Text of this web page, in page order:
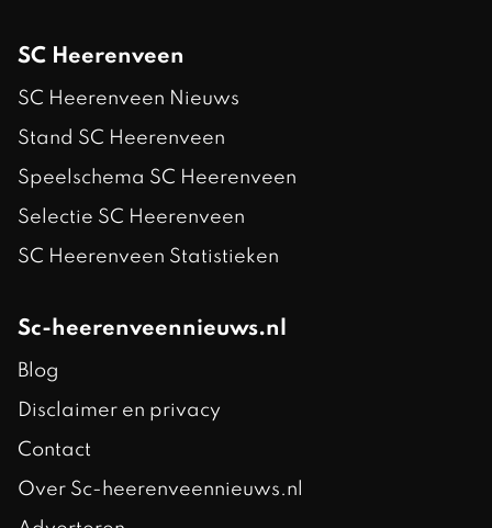
SC Heerenveen
SC Heerenveen Nieuws
Stand SC Heerenveen
Speelschema SC Heerenveen
Selectie SC Heerenveen
SC Heerenveen Statistieken
Sc-heerenveennieuws.nl
Blog
Disclaimer en privacy
Contact
Over Sc-heerenveennieuws.nl